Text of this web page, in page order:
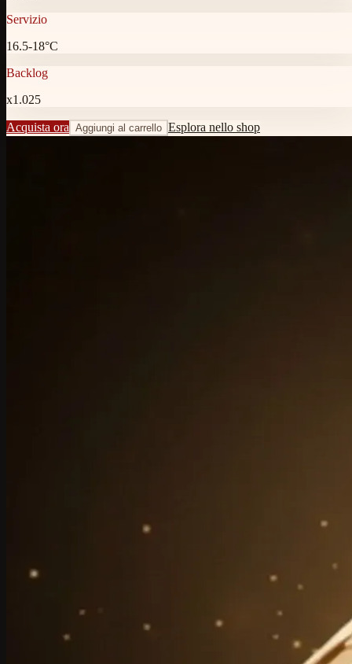
Servizio
16.5-18°C
Backlog
x1.025
Acquista ora Aggiungi al carrello Esplora nello shop